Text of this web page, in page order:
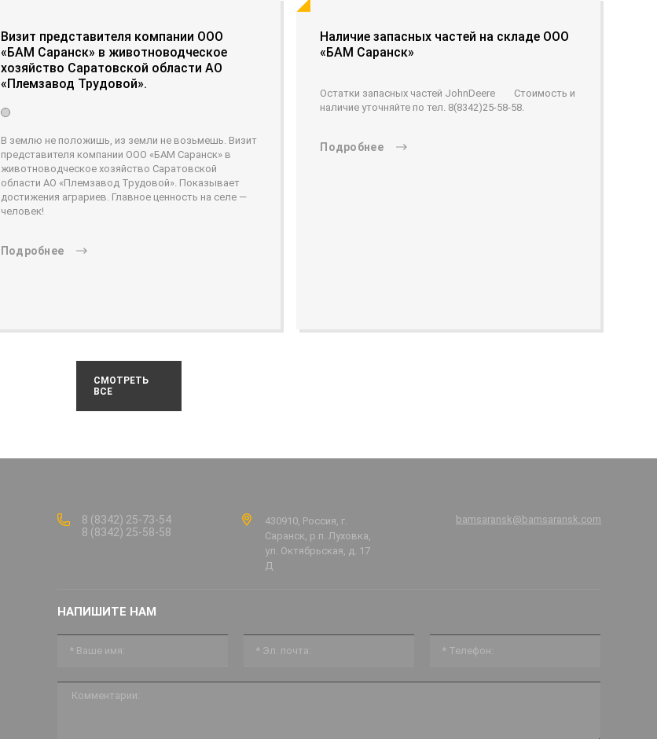
Визит представителя компании ООО
«БАМ Саранск» в животноводческое
хозяйство Саратовской области АО
«Племзавод Трудовой».
В землю не положишь, из земли не возьмешь. Визит
представителя компании ООО «БАМ Саранск» в
животноводческое хозяйство Саратовской
области АО «Племзавод Трудовой». Показывает
достижения аграриев. Главное ценность на селе —
человек!
Подробнее
Наличие запасных частей на складе ООО
«БАМ Саранск»
Остатки запасных частей JohnDeere Стоимость и
наличие уточняйте по тел. 8(8342)25-58-58.
Подробнее
СМОТРЕТЬ
ВСЕ
8 (8342) 25-73-54
8 (8342) 25-58-58
430910, Россия, г.
Саранск, р.п. Луховка,
ул. Октябрьская, д. 17
Д
bamsaransk@bamsaransk.com
НАПИШИТЕ НАМ